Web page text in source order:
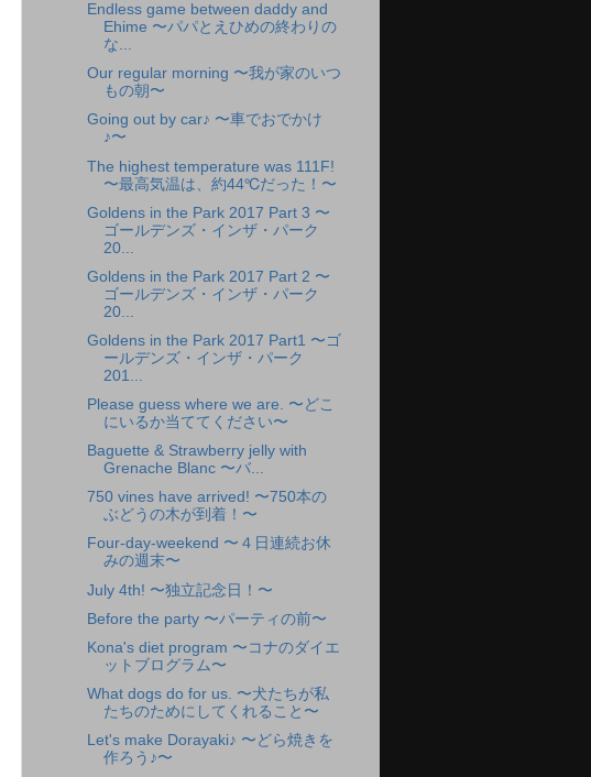
Endless game between daddy and
Ehime 〜パパとえひめの終わりの
な...
Our regular morning 〜我が家のいつ
もの朝〜
Going out by car♪ 〜車でおでかけ
♪〜
The highest temperature was 111F!
〜最高気温は、約44℃だった！〜
Goldens in the Park 2017 Part 3 〜
ゴールデンズ・インザ・パーク
20...
Goldens in the Park 2017 Part 2 〜
ゴールデンズ・インザ・パーク
20...
Goldens in the Park 2017 Part1 〜ゴ
ールデンズ・インザ・パーク
201...
Please guess where we are. 〜どこ
にいるか当ててください〜
Baguette & Strawberry jelly with
Grenache Blanc 〜バ...
750 vines have arrived! 〜750本の
ぶどうの木が到着！〜
Four-day-weekend 〜４日連続お休
みの週末〜
July 4th! 〜独立記念日！〜
Before the party 〜パーティの前〜
Kona's diet program 〜コナのダイエ
ットブログラム〜
What dogs do for us. 〜犬たちが私
たちのためにしてくれること〜
Let's make Dorayaki♪ 〜どら焼きを
作ろう♪〜